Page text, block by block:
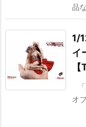
品
1/
イ
オ